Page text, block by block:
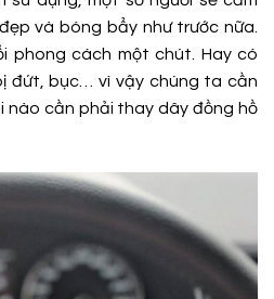
và bóng bẩy như trước nữa.
phong cách một chút. Hay có
đứt, bục… vì vậy chúng ta cần
nào cần phải thay dây đồng hồ